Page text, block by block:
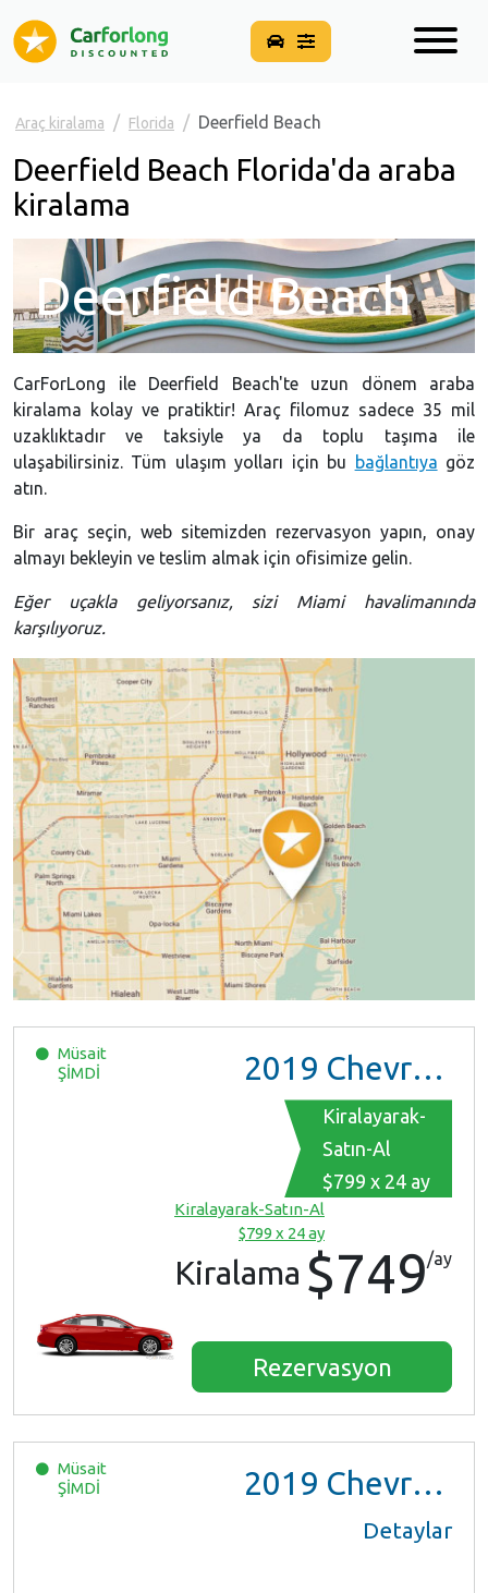
Araç kiralama Florida Deerfield Beach
Deerfield Beach Florida'da araba
kiralama
Deerfield Beach
CarForLong ile Deerfield Beach'te uzun dönem araba
kiralama kolay ve pratiktir! Araç filomuz sadece 35 mil
uzaklıktadır ve taksiyle ya da toplu taşıma ile
ulaşabilirsiniz. Tüm ulaşım yolları için bu
bağlantıya göz
atın.
Bir araç seçin, web sitemizden rezervasyon yapın, onay
almayı bekleyin ve teslim almak için ofisimize gelin.
Eğer uçakla geliyorsanız, sizi Miami havalimanında
karşılıyoruz.
Müsait
ŞİMDİ
2019 Chevrolet Malibu
Kiralayarak-
Satın-Al
$799 x 24 ay
Kiralayarak-Satın-Al
$799 x 24 ay
Kiralama $749/ay
Rezervasyon
Müsait
ŞİMDİ
2019 Chevrolet Malibu
Detaylar